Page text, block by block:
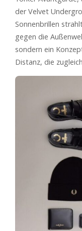
der Velvet
Sonnenbrillen
gegen die
sondern ein
Distanz, die